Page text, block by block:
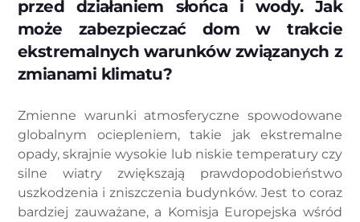
przed działaniem słońca i wody. Jak
może zabezpieczać dom w trakcie
ekstremalnych warunków związanych z
zmianami klimatu?
Zmienne warunki atmosferyczne spowodowane
globalnym ociepleniem, takie jak ekstremalne
opady, skrajnie wysokie lub niskie temperatury czy
silne wiatry zwiększają prawdopodobieństwo
uszkodzenia i zniszczenia budynków. Jest to coraz
bardziej zauważane, a Komisja Europejska wśród